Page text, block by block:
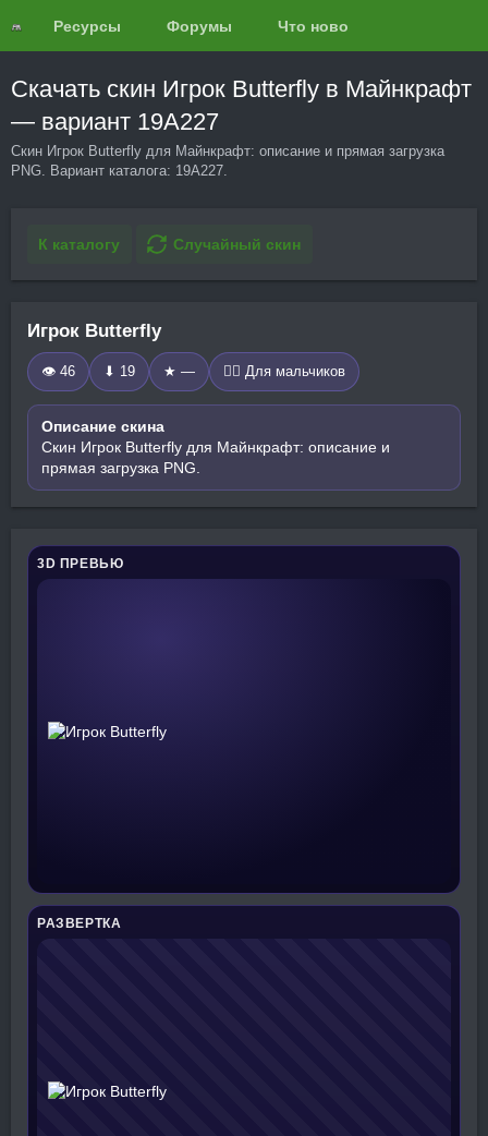
Ресурсы Форумы Что нового?
Скачать скин Игрок Butterfly в Майнкрафт
— вариант 19A227
Скин Игрок Butterfly для Майнкрафт: описание и прямая загрузка
PNG. Вариант каталога: 19A227.
К каталогу Случайный скин
Игрок Butterfly
👁 46 ⬇ 19 ★ — 🧍‍♂️ Для мальчиков
Описание скина
Скин Игрок Butterfly для Майнкрафт: описание и
прямая загрузка PNG.
3D ПРЕВЬЮ
РАЗВЕРТКА